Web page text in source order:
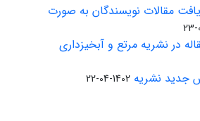
مقالات نویسندگان به صورت
در نشریه مرتع و آبخیزداری
جدید نشریه 1402-04-22